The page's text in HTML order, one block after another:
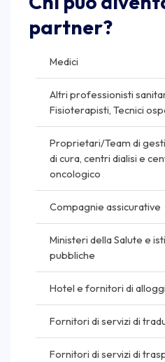
partner?
Medici
Altri professionisti
Fisioterapisti, Tecnici
Proprietari/Team di
di cura, centri dialisi e
oncologico
Compagnie assicurative
Ministeri della Salute e
pubbliche
Hotel e fornitori di
Fornitori di servizi di
Fornitori di servizi di